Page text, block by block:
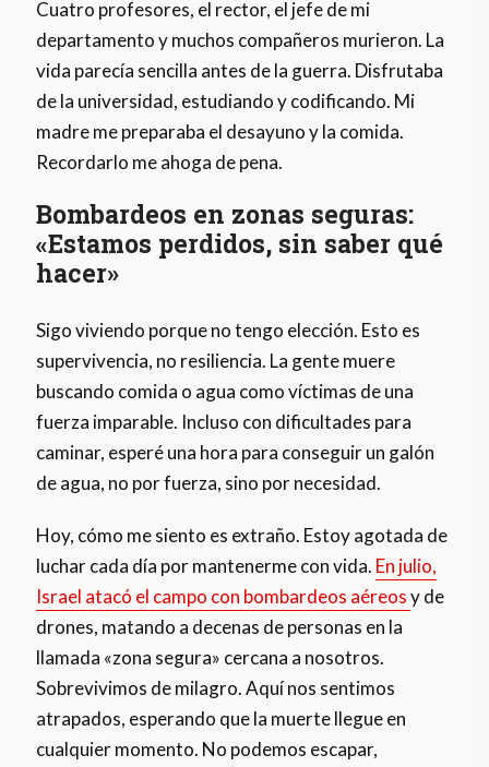
Cuatro profesores, el rector, el jefe de mi
departamento y muchos compañeros murieron. La
vida parecía sencilla antes de la guerra. Disfrutaba
de la universidad, estudiando y codificando. Mi
madre me preparaba el desayuno y la comida.
Recordarlo me ahoga de pena.
Bombardeos en zonas seguras:
«Estamos perdidos, sin saber qué
hacer»
Sigo viviendo porque no tengo elección. Esto es
supervivencia, no resiliencia. La gente muere
buscando comida o agua como víctimas de una
fuerza imparable. Incluso con dificultades para
caminar, esperé una hora para conseguir un galón
de agua, no por fuerza, sino por necesidad.
Hoy, cómo me siento es extraño. Estoy agotada de
luchar cada día por mantenerme con vida. En julio,
Israel atacó el campo con bombardeos aéreosy de
drones, matando a decenas de personas en la
llamada «zona segura» cercana a nosotros.
Sobrevivimos de milagro. Aquí nos sentimos
atrapados, esperando que la muerte llegue en
cualquier momento. No podemos escapar,